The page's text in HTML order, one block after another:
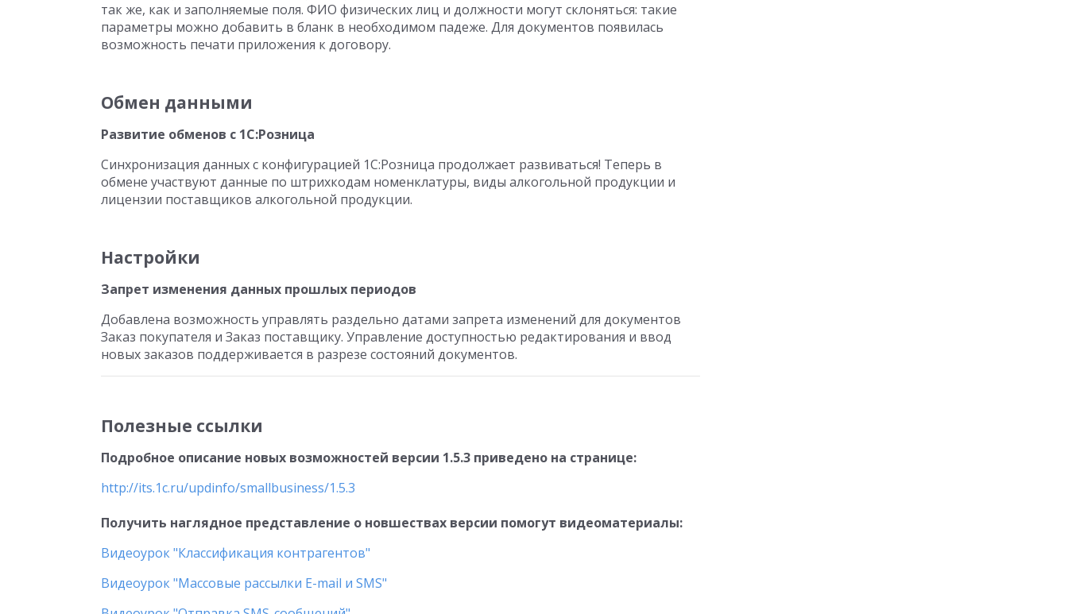
так же, как и заполняемые поля. ФИО физических лиц и должности могут склоняться: такие
параметры можно добавить в бланк в необходимом падеже. Для документов появилась
возможность печати приложения к договору.
Обмен данными
Развитие обменов c 1C:Розница
Синхронизация данных с конфигурацией 1С:Розница продолжает развиваться! Теперь в
обмене участвуют данные по штрихкодам номенклатуры, виды алкогольной продукции и
лицензии поставщиков алкогольной продукции.
Настройки
Запрет изменения данных прошлых периодов
Добавлена возможность управлять раздельно датами запрета изменений для документов
Заказ покупателя и Заказ поставщику. Управление доступностью редактирования и ввод
новых заказов поддерживается в разрезе состояний документов.
Полезные ссылки
Подробное описание новых возможностей версии 1.5.3 приведено на странице:
http://its.1c.ru/updinfo/smallbusiness/1.5.3
Получить наглядное представление о новшествах версии помогут видеоматериалы:
Видеоурок "Классификация контрагентов"
Видеоурок "Массовые рассылки E-mail и SMS"